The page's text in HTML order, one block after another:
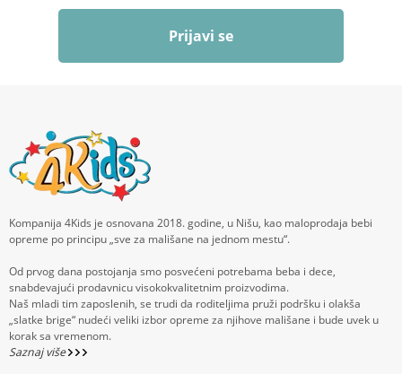
Prijavi se
Kompanija 4Kids je osnovana 2018. godine, u Nišu, kao maloprodaja bebi
opreme po principu „sve za mališane na jednom mestu“.
Od prvog dana postojanja smo posvećeni potrebama beba i dece,
snabdevajući prodavnicu visokokvalitetnim proizvodima.
Naš mladi tim zaposlenih, se trudi da roditeljima pruži podršku i olakša
„slatke brige“ nudeći veliki izbor opreme za njihove mališane i bude uvek u
korak sa vremenom.
Saznaj više